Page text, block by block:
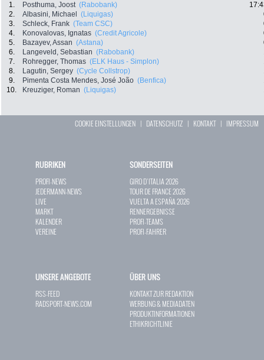
1. Posthuma, Joost (Rabobank)
2.
Albasini, Michael (Liquigas)
3.
Schleck, Frank (Team CSC)
4.
Konovalovas, Ignatas (Credit Agricole)
5.
Bazayev, Assan (Astana)
6.
Langeveld, Sebastian (Rabobank)
7.
Rohregger, Thomas (ELK Haus - Simplon)
8.
Lagutin, Sergey (Cycle Collstrop)
9.
Pimenta Costa Mendes, José João (Benfica)
10.
Kreuziger, Roman (Liquigas)
COOKIE EINSTELLUNGEN | DATENSCHUTZ | KONTAKT| IMPRESSUM
RUBRIKEN
PROFI-NEWS
JEDERMANN-NEWS
LIVE
MARKT
KALENDER
VEREINE
SONDERSEITEN
GIRO D`ITALIA 2026
TOUR DE FRANCE 2026
VUELTA A ESPAÑA 2026
RENNERGEBNISSE
PROFI-TEAMS
PROFI-FAHRER
UNSERE ANGEBOTE
RSS-FEED
RADSPORT-NEWS.COM
ÜBER UNS
KONTAKT ZUR REDAKTION
WERBUNG & MEDIADATEN
PRODUKTINFORMATIONEN
ETHIKRICHTLINIE